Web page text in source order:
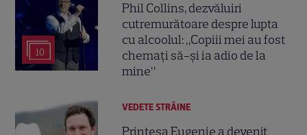
10
Phil Collins, dezvăluiri
cutremurătoare despre lupta
cu alcoolul: „Copiii mei au fost
chemați să-și ia adio de la
mine”
VEDETE STRĂINE
Prințesa Eugenie a devenit